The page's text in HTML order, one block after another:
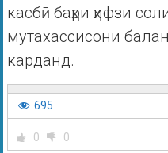
касбӣ баҳри ҳифзи
мутахассисони
карданд.
695
0 0